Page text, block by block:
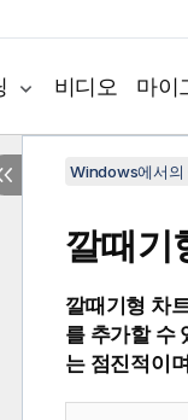
비디오 마이
Windows에서
깔때기
깔때기형 차
를 추가할 수
는 점진적이